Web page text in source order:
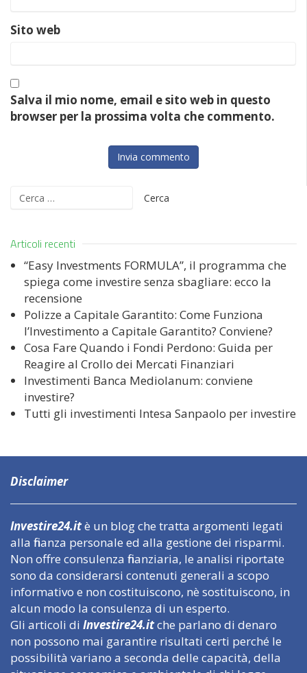
Sito web
Salva il mio nome, email e sito web in questo
browser per la prossima volta che commento.
Ricerca
Articoli recenti
“Easy Investments FORMULA”, il programma che
spiega come investire senza sbagliare: ecco la
recensione
Polizze a Capitale Garantito: Come Funziona
l’Investimento a Capitale Garantito? Conviene?
Cosa Fare Quando i Fondi Perdono: Guida per
Reagire al Crollo dei Mercati Finanziari
Investimenti Banca Mediolanum: conviene
investire?
Tutti gli investimenti Intesa Sanpaolo per investire
Disclaimer
Investire24.itè un blog che tratta argomenti legati
alla finanza personale ed alla gestione dei risparmi.
Non offre consulenza finanziaria, le analisi riportate
sono da considerarsi contenuti generali a scopo
informativo e non costituiscono, nè sostituiscono, in
alcun modo la consulenza di un esperto.
Gli articoli di Investire24.itche parlano di denaro
non possono mai garantire risultati certi perché le
possibilità variano a seconda delle capacità, della